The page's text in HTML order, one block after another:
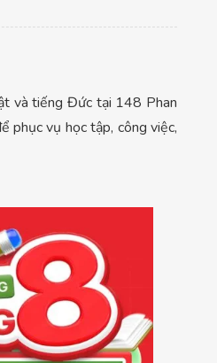
và tiếng Đức tại 148 Phan
phục vụ học tập, công việc,